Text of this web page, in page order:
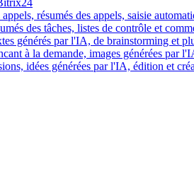
résumés des appels, saisie
des tâches, listes de contrôle et
générés par l'IA, de brainstorming et
à la demande, images générées par
idées générées par l'IA, édition et